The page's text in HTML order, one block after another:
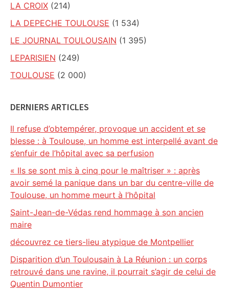
LA CROIX (214)
LA DEPECHE TOULOUSE (1 534)
LE JOURNAL TOULOUSAIN (1 395)
LEPARISIEN (249)
TOULOUSE (2 000)
DERNIERS ARTICLES
Il refuse d’obtempérer, provoque un accident et se
blesse : à Toulouse, un homme est interpellé avant de
s’enfuir de l’hôpital avec sa perfusion
« Ils se sont mis à cinq pour le maîtriser » : après
avoir semé la panique dans un bar du centre-ville de
Toulouse, un homme meurt à l’hôpital
Saint-Jean-de-Védas rend hommage à son ancien
maire
découvrez ce tiers-lieu atypique de Montpellier
Disparition d’un Toulousain à La Réunion : un corps
retrouvé dans une ravine, il pourrait s’agir de celui de
Quentin Dumontier